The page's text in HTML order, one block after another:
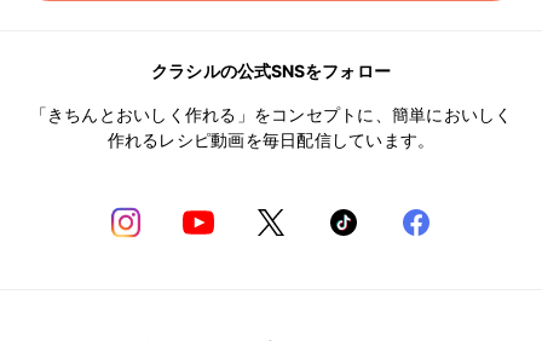
クラシルの公式SNSをフォロー
「きちんとおいしく作れる」をコンセプトに、簡単においしく
作れるレシピ動画を毎日配信しています。